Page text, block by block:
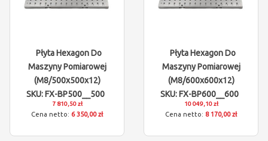
Płyta Hexagon Do
Maszyny Pomiarowej
(M8/500x500x12)
SKU: FX-BP500__500
7 810,50 zł
6 350,00 zł
Płyta Hexagon Do
Maszyny Pomiarowej
(M8/600x600x12)
SKU: FX-BP600__600
10 049,10 zł
8 170,00 zł